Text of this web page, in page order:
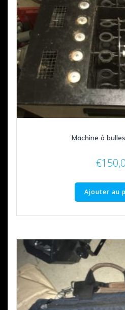
Machine à
€
Ajouter au